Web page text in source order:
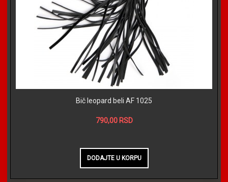
Bič leopard beli AF 1025
790,00 RSD